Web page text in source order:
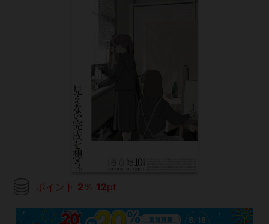
ポイント 2 ％ 12pt